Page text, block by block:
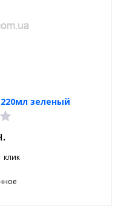
220мл зеленый
клик